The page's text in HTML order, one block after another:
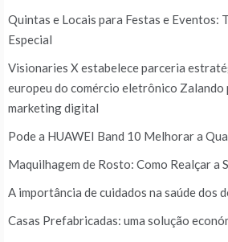
Quintas e Locais para Festas e Eventos:
Especial
Visionaries X estabelece parceria
europeu do comércio eletrônico
marketing digital
Pode a HUAWEI Band 10 Melhorar a
Maquilhagem de Rosto: Como Realçar a
A importância de cuidados na saúde dos
Casas Prefabricadas: uma solução